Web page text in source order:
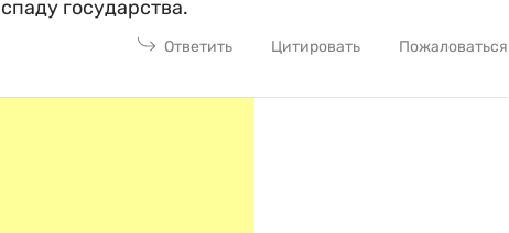
государства.
Ответить Цитировать Пожаловаться